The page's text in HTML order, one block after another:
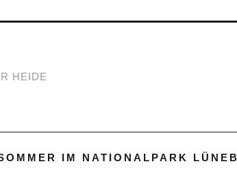
HEIDE
IM NATIONALPARK